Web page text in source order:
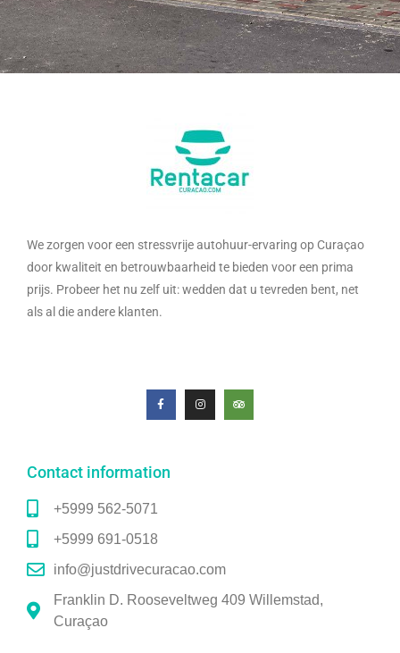
We zorgen voor een stressvrije autohuur-ervaring op Curaçao
door kwaliteit en betrouwbaarheid te bieden voor een prima
prijs. Probeer het nu zelf uit: wedden dat u tevreden bent, net
als al die andere klanten.
Contact information
+5999 562-5071
+5999 691-0518
info@justdrivecuracao.com
Franklin D. Rooseveltweg 409 Willemstad,
Curaçao